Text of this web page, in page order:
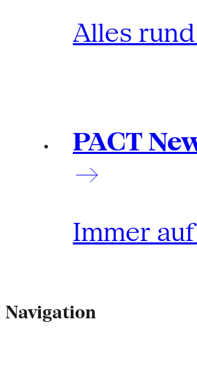
Alles
PACT
Immer
Navigation